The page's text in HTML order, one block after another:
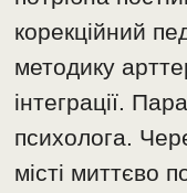
корекційний
методику
інтеграції.
психолога.
місті миттєво